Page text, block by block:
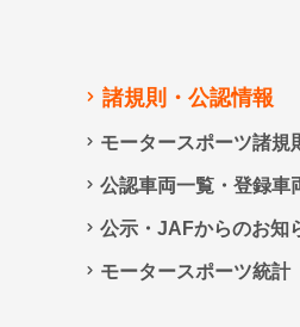
諸規則・公認情報
モータースポーツ諸規
公認車両一覧・登録車
公示・JAFからのお知
モータースポーツ統計